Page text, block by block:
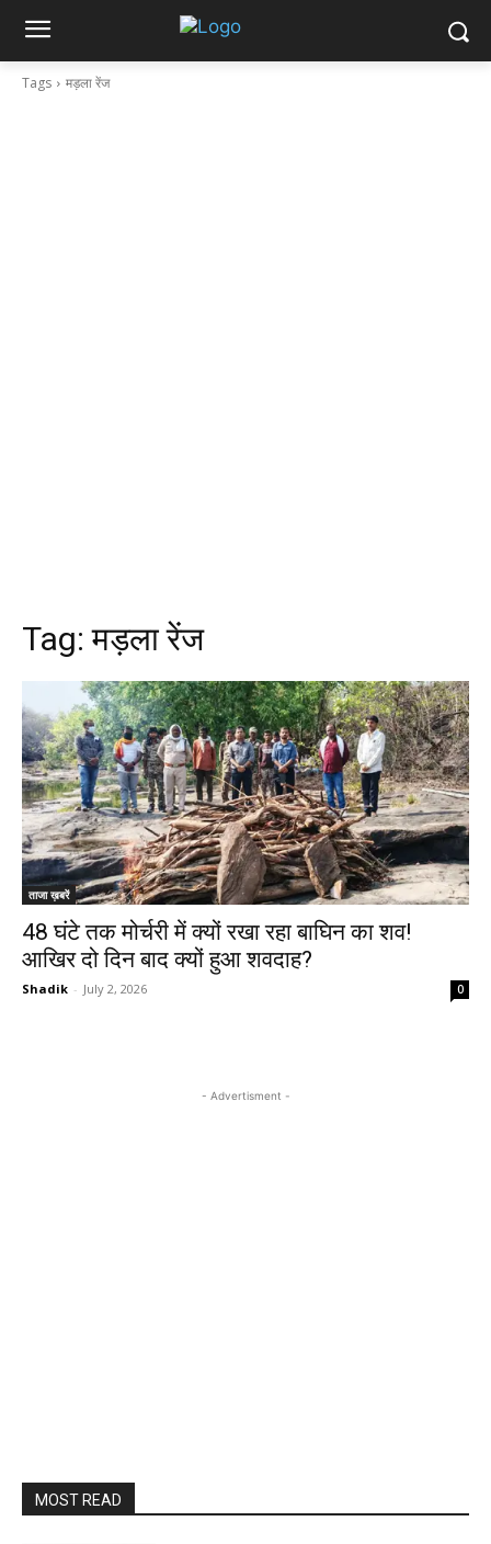
Tags मड़ला रेंज
Tag:मड़ला रेंज
ताजा ख़बरें
48 घंटे तक मोर्चरी में क्यों रखा रहा बाघिन का शव!
आखिर दो दिन बाद क्यों हुआ शवदाह?
Shadik - July 2, 2026 0
- Advertisment -
MOST READ